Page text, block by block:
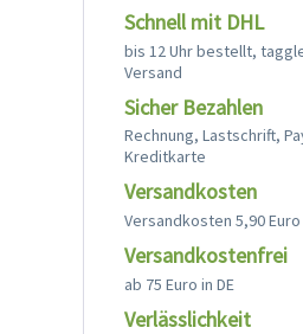
Schnell mit DHL
bis 12 Uhr bestellt,
Versand
Sicher Bezahlen
Rechnung, Lastschrift,
Kreditkarte
Versandkosten
Versandkosten 5,90 Euro
Versandkostenfrei
ab 75 Euro in DE
Verlässlichkeit